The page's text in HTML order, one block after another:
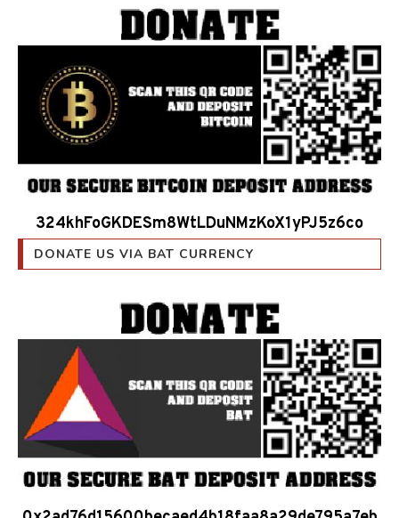
DONATE US VIA BAT CURRENCY